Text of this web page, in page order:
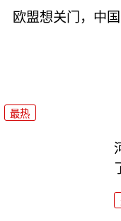
欧盟想关门，中
最热